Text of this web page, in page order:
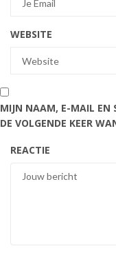
WEBSITE
MIJN NAAM, E-MAIL EN
DE VOLGENDE KEER
REACTIE